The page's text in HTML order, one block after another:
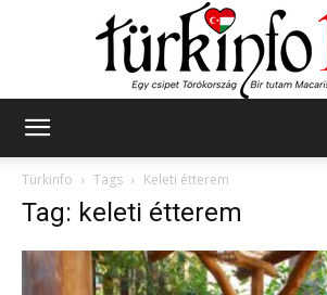
Türkinfo
Tags Keleti étterem
Tag: keleti étterem